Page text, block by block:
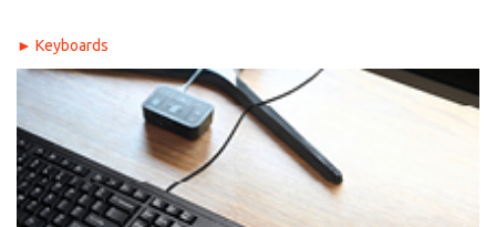
► Keyboards